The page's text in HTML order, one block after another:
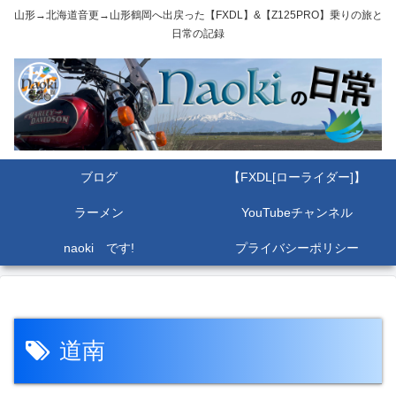
山形→北海道音更→山形鶴岡へ出戻った【FXDL】&【Z125PRO】乗りの旅と
日常の記録
ブログ 【FXDL[ローライダー]】
ラーメン YouTubeチャンネル
naoki です! プライバシーポリシー
道南